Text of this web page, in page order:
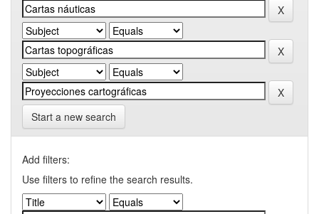
Start a new search
Add filters:
Use filters to refine the search results.